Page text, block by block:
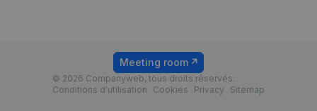
© 2026 Companyweb, tous droits réservés.
Conditions d'utilisation
Cookies Privacy Sitemap
Meeting room